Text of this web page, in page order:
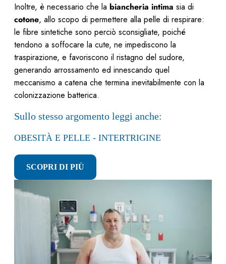
Inoltre, è necessario che la biancheria intima sia di
cotone, allo scopo di permettere alla pelle di respirare:
le fibre sintetiche sono perciò sconsigliate, poiché
tendono a soffocare la cute, ne impediscono la
traspirazione, e favoriscono il ristagno del sudore,
generando arrossamento ed innescando quel
meccanismo a catena che termina inevitabilmente con la
colonizzazione batterica.
Sullo stesso argomento leggi anche:
OBESITÀ E PELLE - INTERTRIGINE
SCOPRI DI PIÙ